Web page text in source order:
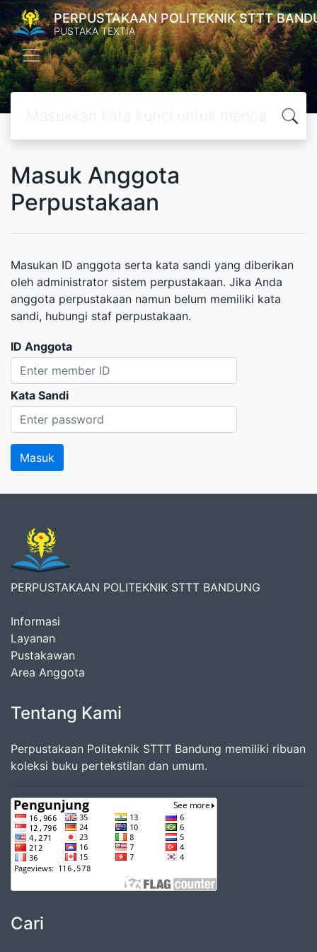
PERPUSTAKAAN POLITEKNIK STTT
PUSTAKA TEXTIA
Masuk Anggota
Perpustakaan
Masukan ID anggota serta kata sandi yang diberikan
oleh administrator sistem perpustakaan. Jika Anda
anggota perpustakaan namun belum memiliki kata
sandi, hubungi staf perpustakaan.
ID Anggota
Kata Sandi
PERPUSTAKAAN POLITEKNIK STTT BANDUNG
Informasi
Layanan
Pustakawan
Area Anggota
Tentang Kami
Perpustakaan Politeknik STTT Bandung memiliki ribuan
koleksi buku pertekstilan dan umum.
Cari